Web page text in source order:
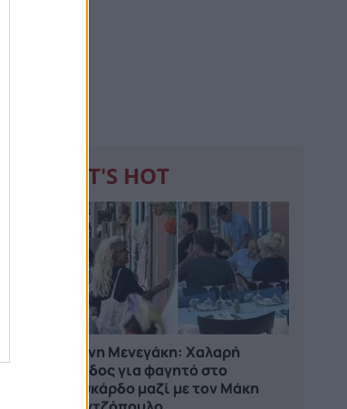
WHAT'S HOT
Ελένη Μενεγάκη: Χαλαρή
έξοδος για φαγητό στο
Φισκάρδο μαζί με τον Μάκη